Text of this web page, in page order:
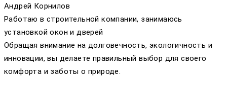
Андрей Корнилов
Работаю в строительной компании, занимаюсь
установкой окон и дверей
Обращая внимание на долговечность, экологичность и
инновации, вы делаете правильный выбор для своего
комфорта и заботы о природе.